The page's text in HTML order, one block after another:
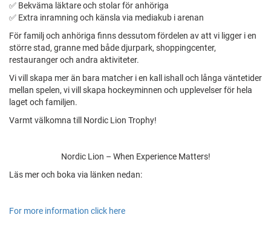
✅ Bekväma läktare och stolar för anhöriga
✅ Extra inramning och känsla via mediakub i arenan
För familj och anhöriga finns dessutom fördelen av att vi ligger i en
större stad, granne med både djurpark, shoppingcenter,
restauranger och andra aktiviteter.
Vi vill skapa mer än bara matcher i en kall ishall och långa väntetider
mellan spelen, vi vill skapa hockeyminnen och upplevelser för hela
laget och familjen.
Varmt välkomna till Nordic Lion Trophy!
Nordic Lion – When Experience Matters!
Läs mer och boka via länken nedan:
For more information click here